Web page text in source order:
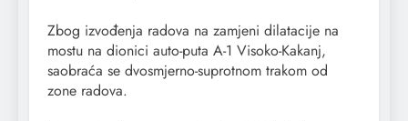
Zbog izvođenja radova na zamjeni dilatacije na
mostu na dionici auto-puta A-1 Visoko-Kakanj,
saobraća se dvosmjerno-suprotnom trakom od
zone radova.